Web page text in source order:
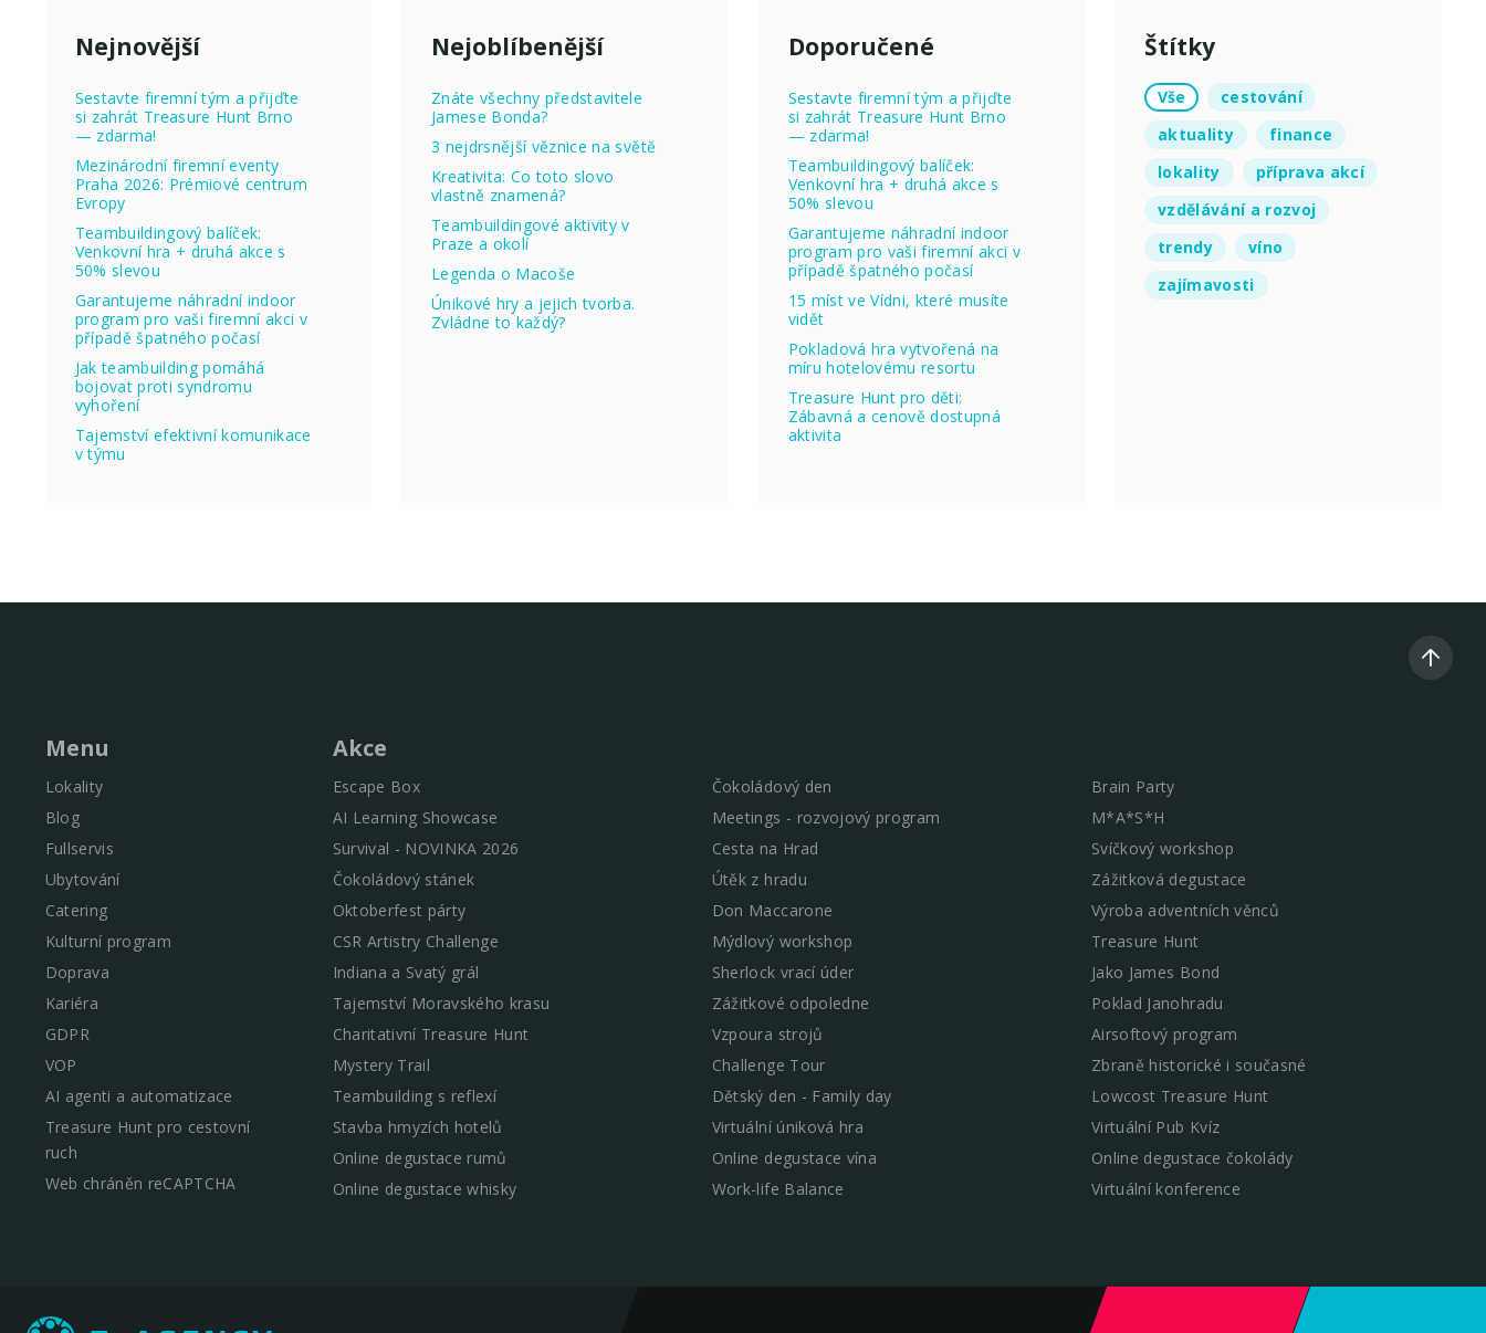
Nejnovější
Sestavte firemní tým a přijďte
si zahrát Treasure Hunt Brno
— zdarma!
Mezinárodní firemní eventy
Praha 2026: Prémiové centrum
Evropy
Teambuildingový balíček:
Venkovní hra + druhá akce s
50% slevou
Garantujeme náhradní indoor
program pro vaši firemní akci v
případě špatného počasí
Jak teambuilding pomáhá
bojovat proti syndromu
vyhoření
Tajemství efektivní komunikace
v týmu
Nejoblíbenější
Znáte všechny představitele
Jamese Bonda?
3 nejdrsnější věznice na světě
Kreativita: Co toto slovo
vlastně znamená?
Teambuildingové aktivity v
Praze a okolí
Legenda o Macoše
Únikové hry a jejich tvorba.
Zvládne to každý?
Doporučené
Sestavte firemní tým a přijďte
si zahrát Treasure Hunt Brno
— zdarma!
Teambuildingový balíček:
Venkovní hra + druhá akce s
50% slevou
Garantujeme náhradní indoor
program pro vaši firemní akci v
případě špatného počasí
15 míst ve Vídni, které musíte
vidět
Pokladová hra vytvořená na
míru hotelovému resortu
Treasure Hunt pro děti:
Zábavná a cenově dostupná
aktivita
Štítky
Vše
cestování
aktuality
finance
lokality
příprava akcí
vzdělávání a rozvoj
trendy
víno
zajímavosti
Menu
Lokality
Blog
Fullservis
Ubytování
Catering
Kulturní program
Doprava
Kariéra
GDPR
VOP
AI agenti a automatizace
Treasure Hunt pro cestovní
ruch
Web chráněn reCAPTCHA
Akce
Escape Box Čokoládový den
Brain Party
AI Learning Showcase
Meetings - rozvojový program
M*A*S*H
Survival - NOVINKA 2026
Cesta na Hrad
Svíčkový workshop
Čokoládový stánek
Útěk z hradu
Zážitková degustace
Oktoberfest párty
Don Maccarone
Výroba adventních věnců
CSR Artistry Challenge
Mýdlový workshop
Treasure Hunt
Indiana a Svatý grál
Sherlock vrací úder
Jako James Bond
Tajemství Moravského krasu
Zážitkové odpoledne
Poklad Janohradu
Charitativní Treasure Hunt
Vzpoura strojů
Airsoftový program
Mystery Trail
Challenge Tour
Zbraně historické i současné
Teambuilding s reflexí
Dětský den - Family day
Lowcost Treasure Hunt
Stavba hmyzích hotelů
Virtuální úniková hra
Virtuální Pub Kvíz
Online degustace rumů
Online degustace vína
Online degustace čokolády
Online degustace whisky
Work-life Balance Virtuální konference